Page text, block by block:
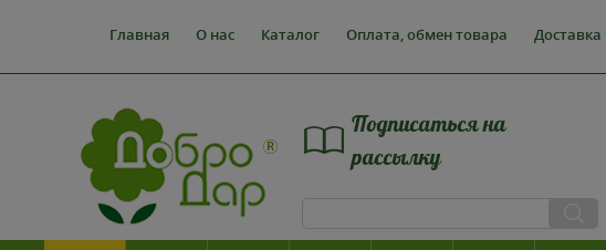
Главная О нас Каталог Оплата, обмен товара Доставка
Подписаться на
рассылку